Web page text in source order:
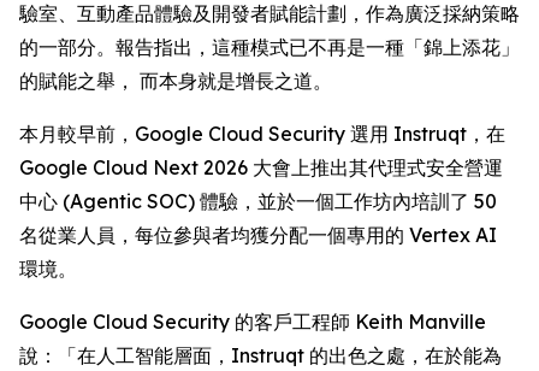
驗室、互動產品體驗及開發者賦能計劃，作為廣泛採納策略
的一部分。報告指出，這種模式已不再是一種「錦上添花」
的賦能之舉， 而本身就是增長之道。
本月較早前，Google Cloud Security 選用 Instruqt，在
Google Cloud Next 2026 大會上推出其代理式安全營運
中心 (Agentic SOC) 體驗，並於一個工作坊內培訓了 50
名從業人員，每位參與者均獲分配一個專用的 Vertex AI
環境。
Google Cloud Security 的客戶工程師 Keith Manville
說：「在人工智能層面，Instruqt 的出色之處，在於能為